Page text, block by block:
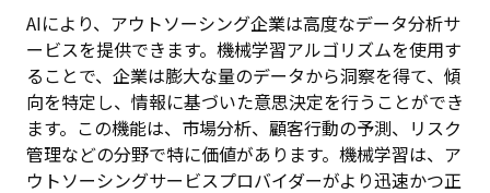
AIにより、アウトソーシング企業は高度なデータ分析サ
ービスを提供できます。機械学習アルゴリズムを使用す
ることで、企業は膨大な量のデータから洞察を得て、傾
向を特定し、情報に基づいた意思決定を行うことができ
ます。この機能は、市場分析、顧客行動の予測、リスク
管理などの分野で特に価値があります。機械学習は、ア
ウトソーシングサービスプロバイダーがより迅速かつ正